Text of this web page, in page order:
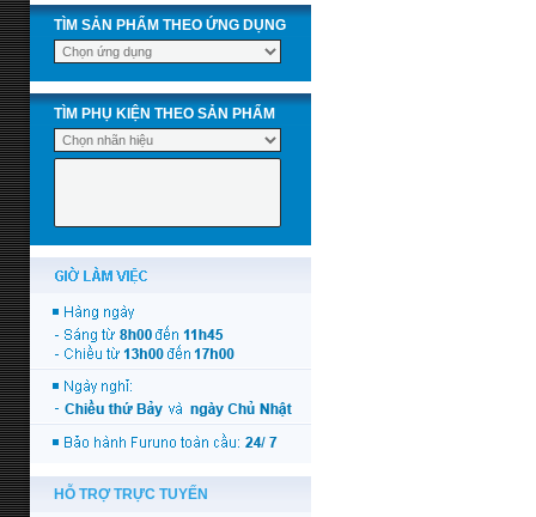
TÌM SẢN PHẨM THEO ỨNG DỤNG
TÌM PHỤ KIỆN THEO SẢN PHẨM